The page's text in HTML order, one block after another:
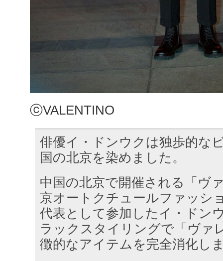
ⓒVALENTINO
俳優イ・ドンウクは独歩的な
国の北京を染めました。
中国の北京で開催される「ヴ
京オートクチュールファッシ
代表として参加したイ・ドン
ラックスタイリングで「ヴァ
徴的なアイテムを完全消化し